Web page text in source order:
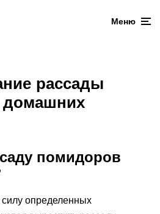
Меню
рассады
домашних
помидоров
определенных